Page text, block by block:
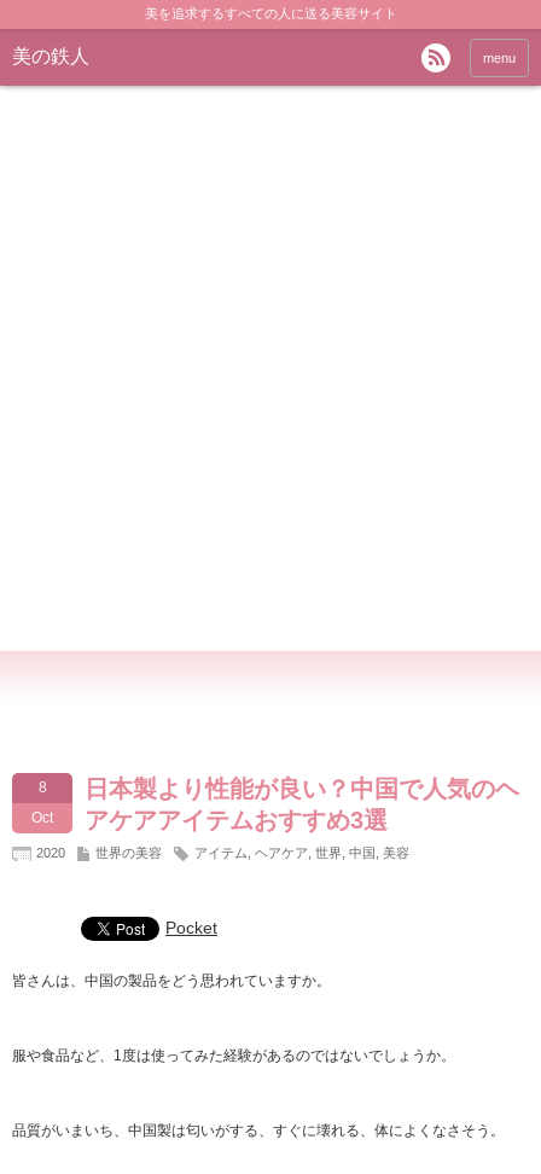
美を追求するすべての人に送る美容サイト
美の鉄人 menu
8
Oct
日本製より性能が良い？中国で人気のヘ
アケアアイテムおすすめ3選
2020 世界の美容 アイテム ヘアケア 世界 中国 美容
Pocket
皆さんは、中国の製品をどう思われていますか。
服や食品など、1度は使ってみた経験があるのではないでしょうか。
品質がいまいち、中国製は匂いがする、すぐに壊れる、体によくなさそう。